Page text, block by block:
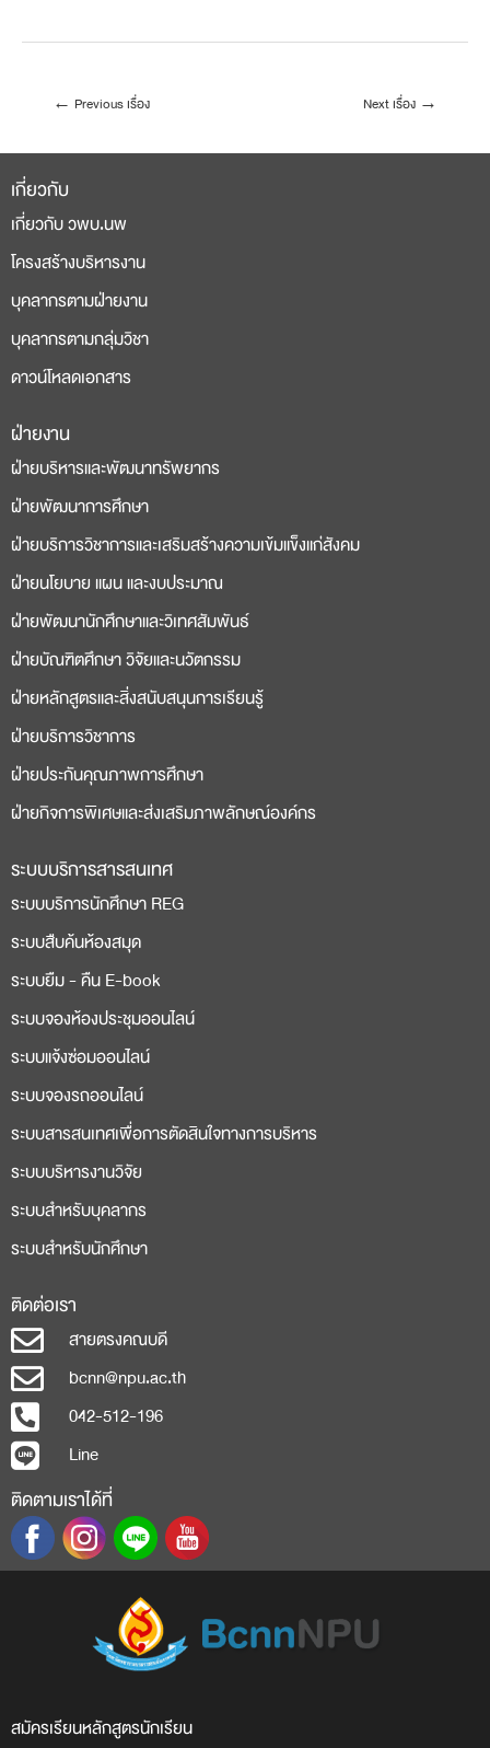
← Previous เรื่อง Next เรื่อง →
เกี่ยวกับ
เกี่ยวกับ วพบ.นพ
โครงสร้างบริหารงาน
บุคลากรตามฝ่ายงาน
บุคลากรตามกลุ่มวิชา
ดาวน์โหลดเอกสาร
deneme
bonusu
casino
siteleri
ฝ่ายงาน
ฝ่ายบริหารและพัฒนาทรัพยากร
ฝ่ายพัฒนาการศึกษา
ฝ่ายบริการวิชาการและเสริมสร้างความเข้มแข็งแก่สังคม
ฝ่ายนโยบาย แผน และงบประมาณ
ฝ่ายพัฒนานักศึกษาและวิเทศสัมพันธ์
ฝ่ายบัณฑิตศึกษา วิจัยและนวัตกรรม
ฝ่ายหลักสูตรและสิ่งสนับสนุนการเรียนรู้
ฝ่ายบริการวิชาการ
ฝ่ายประกันคุณภาพการศึกษา
ฝ่ายกิจการพิเศษและส่งเสริมภาพลักษณ์องค์กร
ระบบบริการสารสนเทศ
ระบบบริการนักศึกษา REG
ระบบสืบค้นห้องสมุด
ระบบยืม - คืน E-book
ระบบจองห้องประชุมออนไลน์
ระบบแจ้งซ่อมออนไลน์
ระบบจองรถออนไลน์
ระบบสารสนเทศเพื่อการตัดสินใจทางการบริหาร
ระบบบริหารงานวิจัย
ระบบสำหรับบุคลากร
ระบบสำหรับนักศึกษา
ติดต่อเรา
สายตรงคณบดี
bcnn@npu.ac.th
042-512-196
Line
ติดตามเราได้ที่
สมัครเรียนหลักสูตรนักเรียน